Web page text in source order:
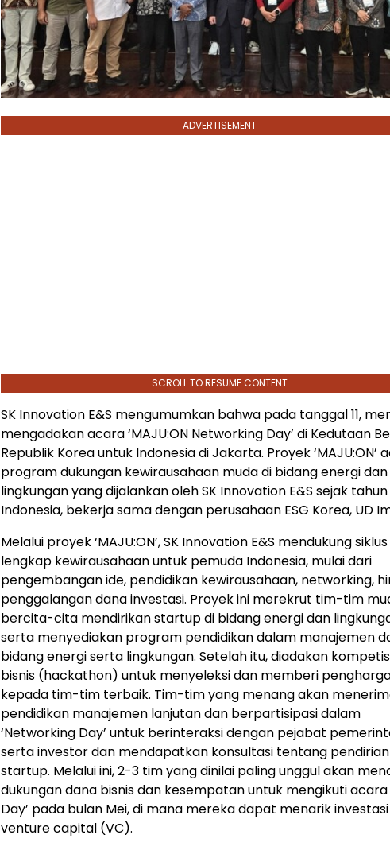
ADVERTISEMENT
SCROLL TO RESUME CONTENT
SK Innovation E&S mengumumkan bahwa pada tanggal 11,
mengadakan acara ‘MAJU:ON Networking Day’ di Kedutaan
Republik Korea untuk Indonesia di Jakarta. Proyek ‘MAJU:ON’
program dukungan kewirausahaan muda di bidang energi dan
lingkungan yang dijalankan oleh SK Innovation E&S sejak
Indonesia, bekerja sama dengan perusahaan ESG Korea, UD
Melalui proyek ‘MAJU:ON’, SK Innovation E&S mendukung siklus
lengkap kewirausahaan untuk pemuda Indonesia, mulai dari
pengembangan ide, pendidikan kewirausahaan, networking,
penggalangan dana investasi. Proyek ini merekrut tim-tim
bercita-cita mendirikan startup di bidang energi dan
serta menyediakan program pendidikan dalam manajemen
bidang energi serta lingkungan. Setelah itu, diadakan
bisnis (hackathon) untuk menyeleksi dan memberi
kepada tim-tim terbaik. Tim-tim yang menang akan
pendidikan manajemen lanjutan dan berpartisipasi dalam
‘Networking Day’ untuk berinteraksi dengan pejabat
serta investor dan mendapatkan konsultasi tentang pendirian
startup. Melalui ini, 2-3 tim yang dinilai paling unggul akan
dukungan dana bisnis dan kesempatan untuk mengikuti acara
Day’ pada bulan Mei, di mana mereka dapat menarik
venture capital (VC).